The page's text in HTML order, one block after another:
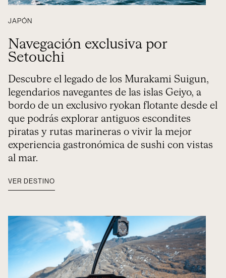
JAPÓN
Navegación exclusiva por
Setouchi
Descubre el legado de los Murakami Suigun,
legendarios navegantes de las islas Geiyo, a
bordo de un exclusivo ryokan flotante desde el
que podrás explorar antiguos escondites
piratas y rutas marineras o vivir la mejor
experiencia gastronómica de sushi con vistas
al mar.
VER DESTINO